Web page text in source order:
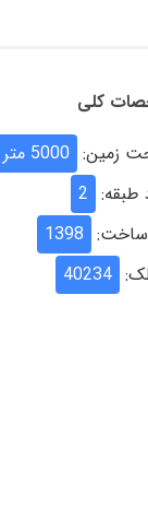
کلی
زمین: 5000 متر مربع
طبقه: 2
1398
40234